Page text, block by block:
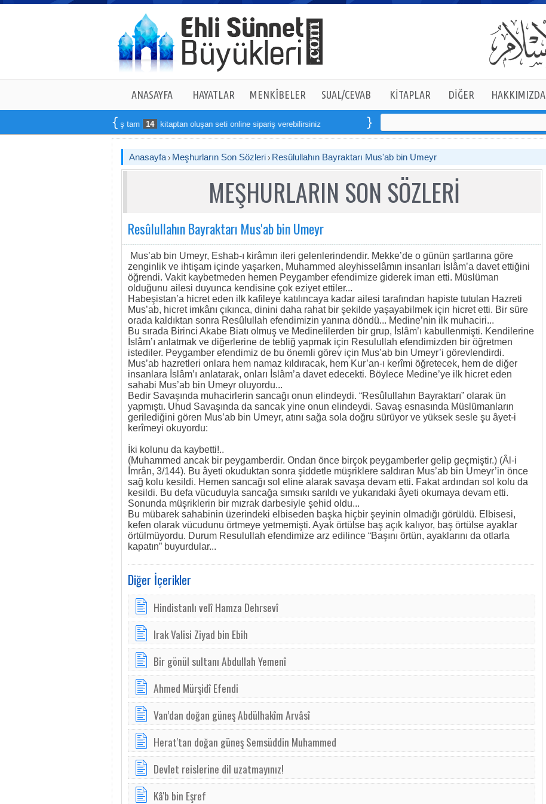
ANASAYFA HAYATLAR MENKÎBELER SUAL/CEVAB KİTAPLAR DİĞER HAKKIMIZDA
Binlerce eserden derlenmiş tam 14 kitaptan oluşan seti online sipariş verebilirsiniz
Anasayfa Meşhurların Son Sözleri Resûlullahın Bayraktarı Mus'ab bin Umeyr
MEŞHURLARIN SON SÖZLERİ
Resûlullahın Bayraktarı Mus'ab bin Umeyr
Mus’ab bin Umeyr, Eshab-ı kirâmın ileri gelenlerindendir. Mekke’de o günün şartlarına göre
zenginlik ve ihtişam içinde yaşarken, Muhammed aleyhisselâmın insanları İslâm’a davet ettiğini
öğrendi. Vakit kaybetmeden hemen Peygamber efendimize giderek iman etti. Müslüman
olduğunu ailesi duyunca kendisine çok eziyet ettiler...
Habeşistan’a hicret eden ilk kafileye katılıncaya kadar ailesi tarafından hapiste tutulan Hazreti
Mus’ab, hicret imkânı çıkınca, dinini daha rahat bir şekilde yaşayabilmek için hicret etti. Bir süre
orada kaldıktan sonra Resûlullah efendimizin yanına döndü... Medine’nin ilk muhaciri...
Bu sırada Birinci Akabe Biatı olmuş ve Medinelilerden bir grup, İslâm’ı kabullenmişti. Kendilerine
İslâm’ı anlatmak ve diğerlerine de tebliğ yapmak için Resulullah efendimizden bir öğretmen
istediler. Peygamber efendimiz de bu önemli görev için Mus’ab bin Umeyr’i görevlendirdi.
Mus’ab hazretleri onlara hem namaz kıldıracak, hem Kur’an-ı kerîmi öğretecek, hem de diğer
insanlara İslâm’ı anlatarak, onları İslâm’a davet edecekti. Böylece Medine’ye ilk hicret eden
sahabi Mus’ab bin Umeyr oluyordu...
Bedir Savaşında muhacirlerin sancağı onun elindeydi. “Resûlullahın Bayraktarı” olarak ün
yapmıştı. Uhud Savaşında da sancak yine onun elindeydi. Savaş esnasında Müslümanların
gerilediğini gören Mus’ab bin Umeyr, atını sağa sola doğru sürüyor ve yüksek sesle şu âyet-i
kerîmeyi okuyordu:
İki kolunu da kaybetti!..
(Muhammed ancak bir peygamberdir. Ondan önce birçok peygamberler gelip geçmiştir.) (Âl-i
İmrân, 3/144). Bu âyeti okuduktan sonra şiddetle müşriklere saldıran Mus’ab bin Umeyr’in önce
sağ kolu kesildi. Hemen sancağı sol eline alarak savaşa devam etti. Fakat ardından sol kolu da
kesildi. Bu defa vücuduyla sancağa sımsıkı sarıldı ve yukarıdaki âyeti okumaya devam etti.
Sonunda müşriklerin bir mızrak darbesiyle şehid oldu...
Bu mübarek sahabinin üzerindeki elbiseden başka hiçbir şeyinin olmadığı görüldü. Elbisesi,
kefen olarak vücudunu örtmeye yetmemişti. Ayak örtülse baş açık kalıyor, baş örtülse ayaklar
örtülmüyordu. Durum Resulullah efendimize arz edilince “Başını örtün, ayaklarını da otlarla
kapatın” buyurdular...
Diğer İçerikler
Hindistanlı velî Hamza Dehrsevî
Irak Valisi Ziyad bin Ebih
Bir gönül sultanı Abdullah Yemenî
Ahmed Mürşidî Efendi
Van’dan doğan güneş Abdülhakîm Arvâsî
Herat'tan doğan güneş Semsüddin Muhammed
Devlet reislerine dil uzatmayınız!
Kâ'b bin Eşref